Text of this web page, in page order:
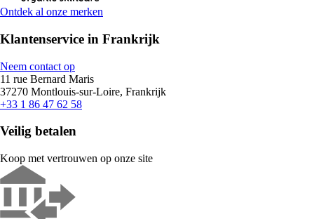
Ontdek al onze merken
Klantenservice in Frankrijk
Neem contact op
11 rue Bernard Maris
37270 Montlouis-sur-Loire, Frankrijk
+33 1 86 47 62 58
Veilig betalen
Koop met vertrouwen op onze site